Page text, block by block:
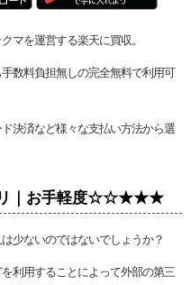
マを運営する楽天に買収。
数料負担無しの完全無料で利用可
決済など様々な支払い方法から選
リ｜お手軽度☆☆★★★
少ないのではないでしょうか？
利用することによって外部の第三